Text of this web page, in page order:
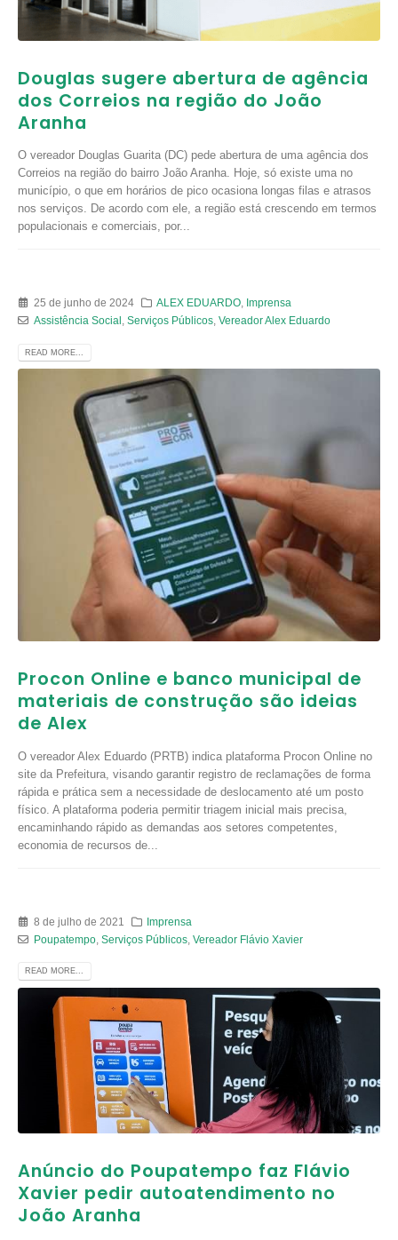
Douglas sugere abertura de agência
dos Correios na região do João
Aranha
O vereador Douglas Guarita (DC) pede abertura de uma agência dos
Correios na região do bairro João Aranha. Hoje, só existe uma no
município, o que em horários de pico ocasiona longas filas e atrasos
nos serviços. De acordo com ele, a região está crescendo em termos
populacionais e comerciais, por...
25 de junho de 2024 ALEX EDUARDO
Imprensa
Assistência Social
Serviços Públicos, Vereador Alex Eduardo
READ MORE...
Procon Online e banco municipal de
materiais de construção são ideias
de Alex
O vereador Alex Eduardo (PRTB) indica plataforma Procon Online no
site da Prefeitura, visando garantir registro de reclamações de forma
rápida e prática sem a necessidade de deslocamento até um posto
físico. A plataforma poderia permitir triagem inicial mais precisa,
encaminhando rápido as demandas aos setores competentes,
economia de recursos de...
8 de julho de 2021
Imprensa
Poupatempo, Serviços Públicos, Vereador Flávio Xavier
READ MORE...
Anúncio do Poupatempo faz Flávio
Xavier pedir autoatendimento no
João Aranha